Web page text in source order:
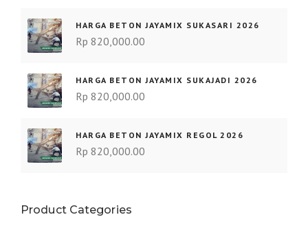
HARGA BETON JAYAMIX SUKASARI 2026
Rp 820,000.00
HARGA BETON JAYAMIX SUKAJADI 2026
Rp 820,000.00
HARGA BETON JAYAMIX REGOL 2026
Rp 820,000.00
Product Categories